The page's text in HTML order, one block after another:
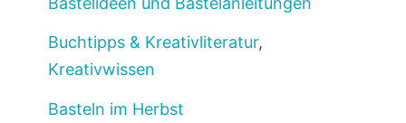
Buchtipps & Kreativliteratur,
Kreativwissen
Basteln im Herbst